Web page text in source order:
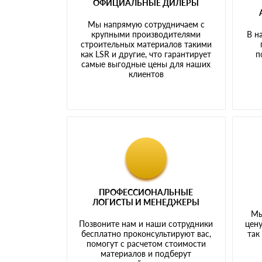
ОФИЦИАЛЬНЫЕ ДИЛЕРЫ
Мы напрямую сотрудничаем с
крупными производителями
строительных материалов такими
как LSR и другие, что гарантирует
самые выгодные цены для наших
клиентов
В
ПРОФЕССИОНАЛЬНЫЕ
ЛОГИСТЫ И МЕНЕДЖЕРЫ
Позвоните нам и наши сотрудники
бесплатно проконсультируют вас,
помогут с расчетом стоимости
материалов и подберут